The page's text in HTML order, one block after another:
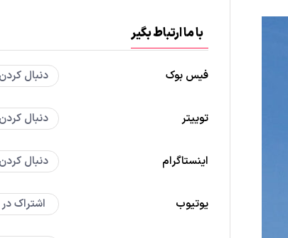
با ما ارتباط بگیر
فیس بوک دنبال
توییتر دنبال
اینستاگرام دنبال
یوتیوب اشتراک در